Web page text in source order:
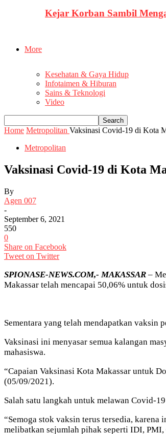
Kejar Korban Sambil
More
Kesehatan & Gaya Hidup
Infotaimen & Hiburan
Sains & Teknologi
Video
Home Metropolitan Vaksinasi Covid-19 di Kota
Metropolitan
Vaksinasi Covid-19 di Kota
By
Agen 007
-
September 6, 2021
550
0
Share on Facebook
Tweet on Twitter
SPIONASE-NEWS.COM,- MAKASSAR –
Makassar telah mencapai 50,06% untuk
Sementara yang telah mendapatkan vaksin
Vaksinasi ini menyasar semua kalangan
mahasiswa.
“Capaian Vaksinasi Kota Makassar untuk
(05/09/2021).
Salah satu langkah untuk melawan Covid-
“Semoga stok vaksin terus tersedia,
melibatkan sejumlah pihak seperti IDI, PMI,